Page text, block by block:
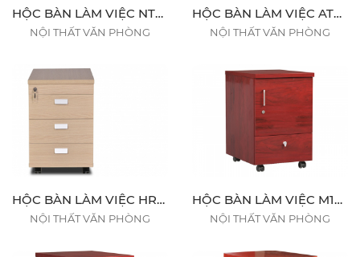
HỘC BÀN LÀM VIỆC NTM3D
NỘI THẤT VĂN PHÒNG
HỘC BÀN LÀM VIỆC ATM1D1F
NỘI THẤT VĂN PHÒNG
HỘC BÀN LÀM VIỆC HRM3D
NỘI THẤT VĂN PHÒNG
HỘC BÀN LÀM VIỆC M1D1O
NỘI THẤT VĂN PHÒNG